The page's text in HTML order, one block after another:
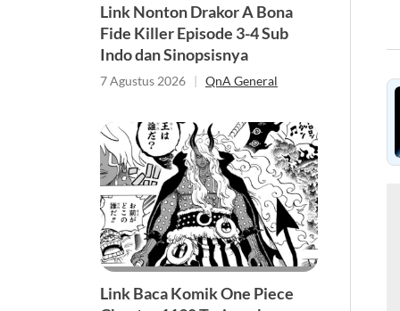
Link Nonton Drakor A Bona
Fide Killer Episode 3-4 Sub
Indo dan Sinopsisnya
7 Agustus 2026 | QnA General
Link Baca Komik One Piece